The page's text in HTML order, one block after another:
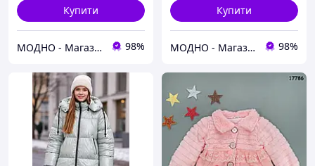
Купити
МОДНО - Магазин дитячого та жіночого одягу та взуття 98%
Купити
МОДНО - Магазин дитячого та жіночого одягу та взуття 98%